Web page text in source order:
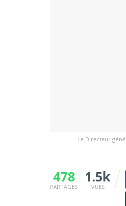
Le Directeur
478
PARTAGES
1.5k
VUES